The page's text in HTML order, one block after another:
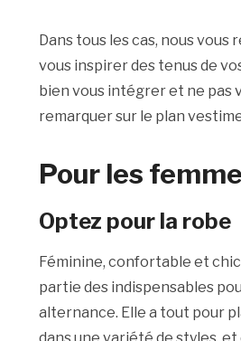
Dans tous les cas, nous vous
vous inspirer des tenus de
bien vous intégrer et ne pas
remarquer sur le plan
Pour les
Optez pour la robe
Féminine, confortable et chic
partie des indispensables
alternance. Elle a tout pour